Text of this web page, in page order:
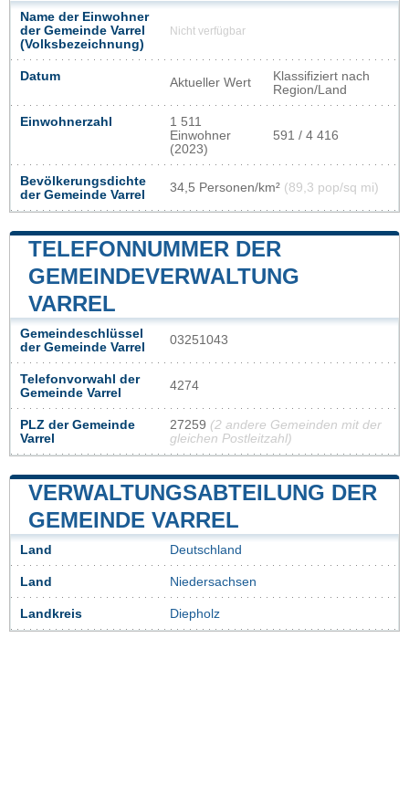
Name der Einwohner
der Gemeinde Varrel
(Volksbezeichnung)
Nicht verfügbar
Datum Aktueller Wert
Klassifiziert nach
Region/Land
Einwohnerzahl
1 511
Einwohner
(2023)
591 / 4 416
Bevölkerungsdichte
der Gemeinde Varrel
34,5 Personen/km² (89,3 pop/sq mi)
TELEFONNUMMER DER
GEMEINDEVERWALTUNG
VARREL
Gemeindeschlüssel
der Gemeinde Varrel
03251043
Telefonvorwahl der
Gemeinde Varrel
4274
PLZ der Gemeinde
Varrel
27259 (2 andere Gemeinden mit der
gleichen Postleitzahl)
VERWALTUNGSABTEILUNG DER
GEMEINDE VARREL
Land Deutschland
Land Niedersachsen
Landkreis Diepholz